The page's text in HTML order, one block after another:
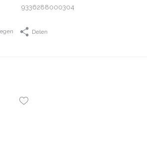
9336288000304
Delen